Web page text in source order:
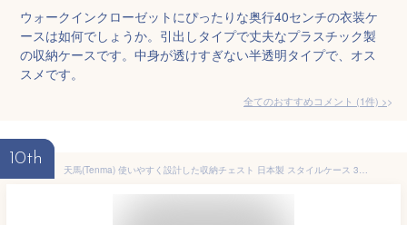
ウォークインクローゼットにぴったりな奥行40センチの衣装ケ
ースは如何でしょうか。引出しタイプで丈夫なプラスチック製
の収納ケースです。中身が透けすぎない半透明タイプで、オス
スメです。
全てのおすすめコメント (1件) >
10th
天馬(Tenma) 使いやすく設計した収納チェスト 日本製 スタイルケース 3段 キャスター付きで移動が簡単 引出しロック付きで抜け落ちを防ぐスムーズな引出し タンス 収納ケース 衣装ケース プラスチック 【簡単組立】 【色 ブラウン】 【サイズ 6503深型】 【幅65×奥行45×高さ85cm】